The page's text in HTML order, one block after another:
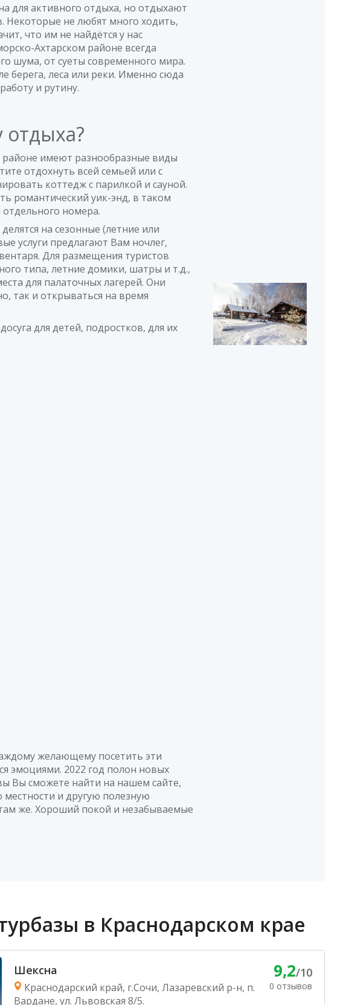
для активного отдыха, но отдыхают
Некоторые не любят много ходить,
что им не найдётся у нас
Ахтарском районе всегда
шума, от суеты современного мира.
берега, леса или реки. Именно сюда
и рутину.
отдыха?
имеют разнообразные виды
отдохнуть всей семьей или с
коттедж с парилкой и сауной.
романтический уик-энд, в таком
отдельного номера.
на сезонные (летние или
услуги предлагают Вам ночлег,
Для размещения туристов
типа, летние домики, шатры и т.д.,
для палаточных лагерей. Они
так и открываться на время
для детей, подростков, для их
желающему посетить эти
эмоциями. 2022 год полон новых
Вы сможете найти на нашем сайте,
и другую полезную
же. Хороший покой и незабываемые
в Краснодарском крае
Шексна
Краснодарский край, г.Сочи, Лазаревский р-н, п.
Вардане, ул. Львовская 8/5.
9,2/10
0 отзывов